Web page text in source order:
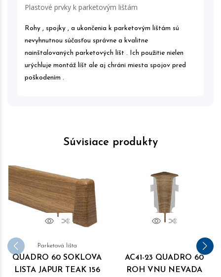
Plastové prvky k parketovým lištám
Rohy , spojky , a ukončenia k parketovým lištám sú
nevyhnutnou súčasťou správne a kvalitne
nainštalovaných parketových líšt . Ich použitie nielen
urýchluje montáž líšt ale aj chráni miesta spojov pred
poškodením .
Súvisiace produkty
NáhľadPorovnať
Parketová lišta
QUADRO 60 SOKLOVA
LISTA JAPUR TEAK 156
NáhľadPorovnať
AC41-23 QUADRO 60
ROH VNU NEVADA